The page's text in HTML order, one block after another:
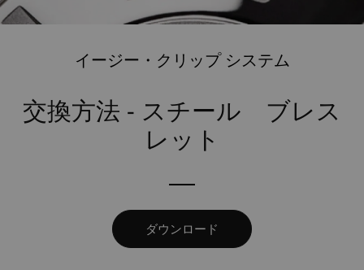
イージー・クリップ システム
交換方法 - スチール ブレス
レット
ダウンロード